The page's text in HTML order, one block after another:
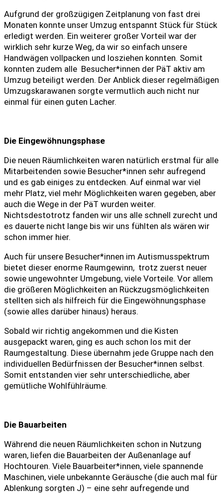
Aufgrund der großzügigen Zeitplanung von fast drei
Monaten konnte unser Umzug entspannt Stück für Stück
erledigt werden. Ein weiterer großer Vorteil war der
wirklich sehr kurze Weg, da wir so einfach unsere
Handwägen vollpacken und losziehen konnten. Somit
konnten zudem alle Besucher*innen der PäT aktiv am
Umzug beteiligt werden. Der Anblick dieser regelmäßigen
Umzugskarawanen sorgte vermutlich auch nicht nur
einmal für einen guten Lacher.
Die Eingewöhnungsphase
Die neuen Räumlichkeiten waren natürlich erstmal für alle
Mitarbeitenden sowie Besucher*innen sehr aufregend
und es gab einiges zu entdecken. Auf einmal war viel
mehr Platz, viel mehr Möglichkeiten waren gegeben, aber
auch die Wege in der PäT wurden weiter.
Nichtsdestotrotz fanden wir uns alle schnell zurecht und
es dauerte nicht lange bis wir uns fühlten als wären wir
schon immer hier.
Auch für unsere Besucher*innen im Autismusspektrum
bietet dieser enorme Raumgewinn, trotz zuerst neuer
sowie ungewohnter Umgebung, viele Vorteile. Vor allem
die größeren Möglichkeiten an Rückzugsmöglichkeiten
stellten sich als hilfreich für die Eingewöhnungsphase
(sowie alles darüber hinaus) heraus.
Sobald wir richtig angekommen und die Kisten
ausgepackt waren, ging es auch schon los mit der
Raumgestaltung. Diese übernahm jede Gruppe nach den
individuellen Bedürfnissen der Besucher*innen selbst.
Somit entstanden vier sehr unterschiedliche, aber
gemütliche Wohlfühlräume.
Die Bauarbeiten
Während die neuen Räumlichkeiten schon in Nutzung
waren, liefen die Bauarbeiten der Außenanlage auf
Hochtouren. Viele Bauarbeiter*innen, viele spannende
Maschinen, viele unbekannte Geräusche (die auch mal für
Ablenkung sorgten J) – eine sehr aufregende und